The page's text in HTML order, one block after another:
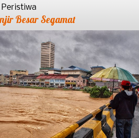
Peristiwa
Besar Segamat